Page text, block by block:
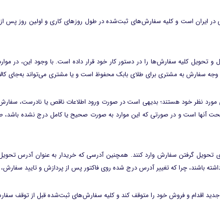
در ایران است و کلیه سفارش‌های ثبت‌شده در طول روزهای کاری و اولین روز
و تحویل کلیه سفارش‌ها را در دستور کار خود قرار داده است. با وجود
سفارش به مشتری برای طلای بابک محفوظ است و یا مشتری می‌تواند به‌جای
نظر خود هستند؛ بدیهی است در صورت ورود اطلاعات ناقص یا نادرست، سفارش
آنها است و در صورتی که این موارد به صورت صحیح یا کامل درج نشده
گرفتن سفارش وارد کنند. همچنین آدرسی که خریدار به عنوان آدرس
باشند، چرا که تغییر آدرس درج شده روی فاکتور پس از پردازش و تایید
اقدام و فروش خود را متوقف کند و کلیه سفارش‌های ثبت‌شده قبل از توقف